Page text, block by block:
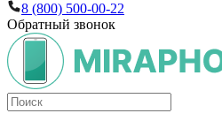
8 (800) 500-00-22
Обратный звонок